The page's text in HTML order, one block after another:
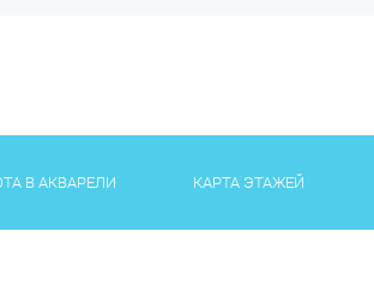
В АКВАРЕЛИ КАРТА ЭТАЖЕЙ